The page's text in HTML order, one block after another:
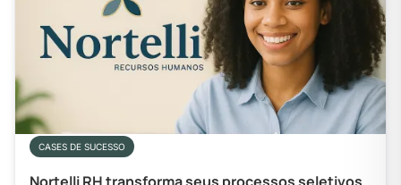
CASES DE SUCESSO
Nortelli RH transforma seus processos seletivos